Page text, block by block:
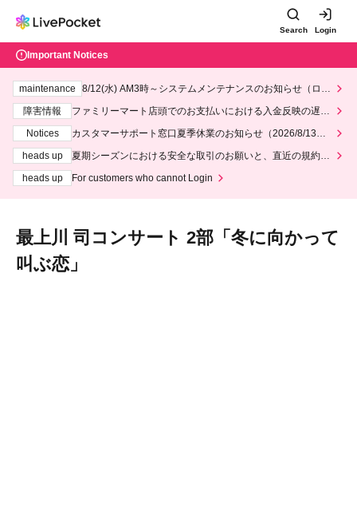
Search Login
Important Notices
maintenance
8/12(水) AM3時～システムメンテナンスのお知らせ（ロー
障害情報
ファミリーマート店頭でのお支払いにおける入金反映の遅延
Notices
カスタマーサポート窓口夏季休業のお知らせ（2026/8/13～2
heads up
夏期シーズンにおける安全な取引のお願いと、直近の規約違
heads up
For customers who cannot Login
最上川 司コンサート 2部「冬に向かって
叫ぶ恋」